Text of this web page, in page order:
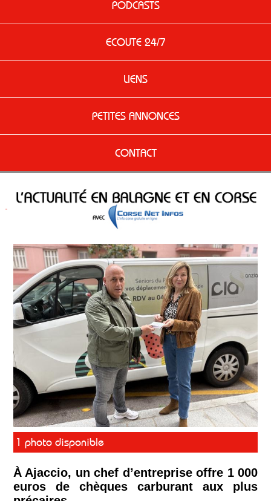
PODCASTS
ECOUTE 24/7
LIENS
PETITES ANNONCES
CONTACT
1 photo disponible
À Ajaccio, un chef d’entreprise offre 1 000
euros de chèques carburant aux plus